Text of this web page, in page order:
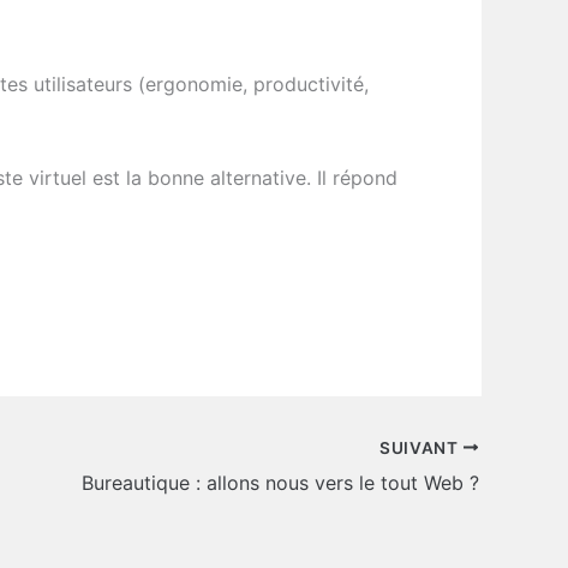
utilisateurs (ergonomie, productivité,
virtuel est la bonne alternative. Il répond
SUIVANT
Bureautique : allons nous vers le tout Web ?